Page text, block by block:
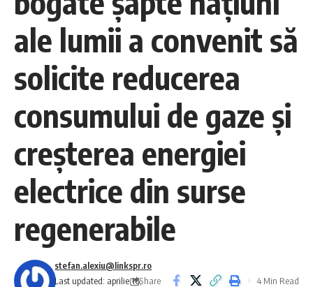
ale lumii a convenit să
solicite reducerea
consumului de gaze şi
creşterea energiei
electrice din surse
regenerabile
Last updated: aprilie 16,
stefan.alexiu@linkspr.ro
Share
4 Min Read